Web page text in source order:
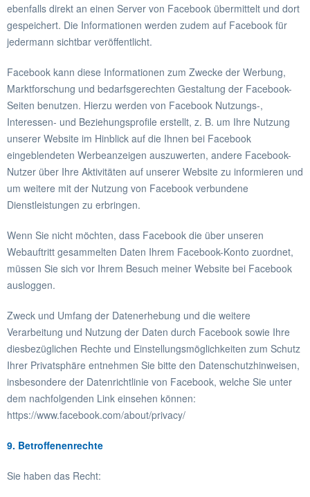
ebenfalls direkt an einen Server von Facebook übermittelt und dort
gespeichert. Die Informationen werden zudem auf Facebook für
jedermann sichtbar veröffentlicht.
Facebook kann diese Informationen zum Zwecke der Werbung,
Marktforschung und bedarfsgerechten Gestaltung der Facebook-
Seiten benutzen. Hierzu werden von Facebook Nutzungs-,
Interessen- und Beziehungsprofile erstellt, z. B. um Ihre Nutzung
unserer Website im Hinblick auf die Ihnen bei Facebook
eingeblendeten Werbeanzeigen auszuwerten, andere Facebook-
Nutzer über Ihre Aktivitäten auf unserer Website zu informieren und
um weitere mit der Nutzung von Facebook verbundene
Dienstleistungen zu erbringen.
Wenn Sie nicht möchten, dass Facebook die über unseren
Webauftritt gesammelten Daten Ihrem Facebook-Konto zuordnet,
müssen Sie sich vor Ihrem Besuch meiner Website bei Facebook
ausloggen.
Zweck und Umfang der Datenerhebung und die weitere
Verarbeitung und Nutzung der Daten durch Facebook sowie Ihre
diesbezüglichen Rechte und Einstellungsmöglichkeiten zum Schutz
Ihrer Privatsphäre entnehmen Sie bitte den Datenschutzhinweisen,
insbesondere der Datenrichtlinie von Facebook, welche Sie unter
dem nachfolgenden Link einsehen können:
https://www.facebook.com/about/privacy/
9. Betroffenenrechte
Sie haben das Recht: